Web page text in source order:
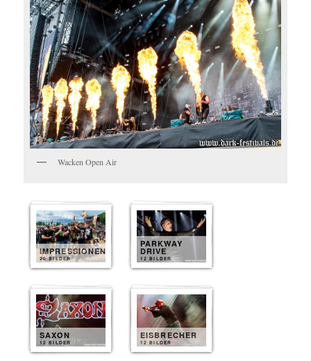
Wacken Open Air
IMPRESSIONEN
20 BILDER
PARKWAY
DRIVE
12 BILDER
SAXON
12 BILDER
EISBRECHER
12 BILDER